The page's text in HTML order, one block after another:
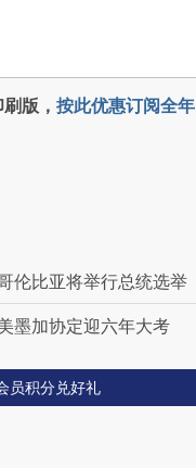
版， 按此优惠订阅全年
伦比亚将举行总统选举
墨加协定迎六年大考
员积分兑好礼